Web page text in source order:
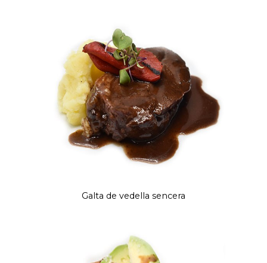
Galta de vedella sencera